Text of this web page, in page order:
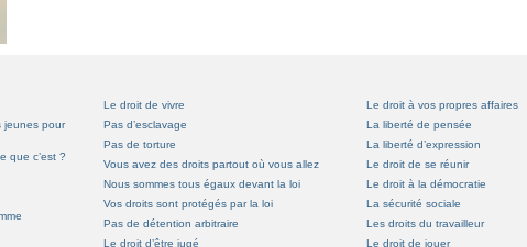
jeunes pour
que c’est ?
Le droit de vivre
Pas d’esclavage
Pas de torture
Vous avez des droits partout où vous allez
Nous sommes tous égaux devant la loi
Vos droits sont protégés par la loi
Pas de détention arbitraire
Le droit d’être jugé
Le droit à vos propres affaires
La liberté de pensée
La liberté d’expression
Le droit de se réunir
Le droit à la démocratie
La sécurité sociale
Les droits du travailleur
Le droit de jouer